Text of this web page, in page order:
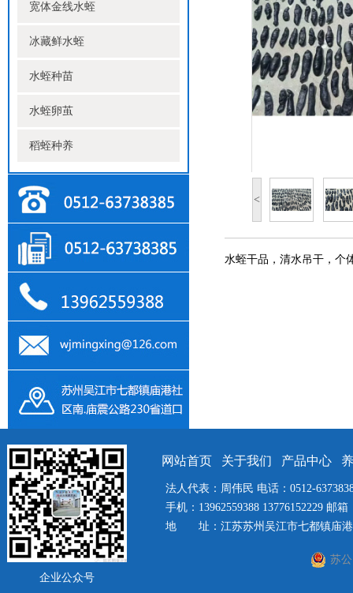
宽体金线水蛭
冰藏鲜水蛭
水蛭种苗
水蛭卵茧
稻蛭种养
<
水蛭干品，清水吊干，个
网站首页 关于我们 产品中心
法人代表：周伟民 电话：0512-
手机：13962559388 13776152229 邮
地 址：江苏苏州吴江市七都镇庙港
苏
企业公众号